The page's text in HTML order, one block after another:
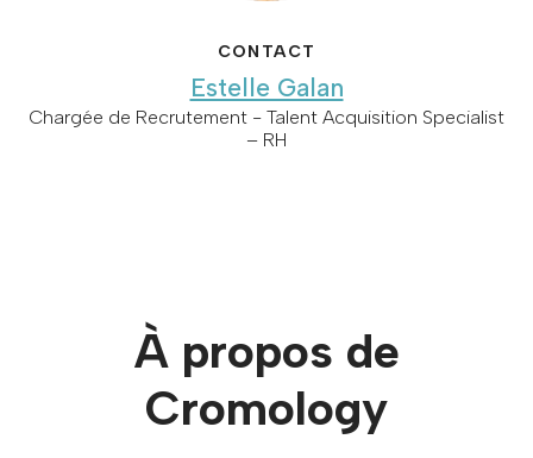
CONTACT
Estelle Galan
Chargée de Recrutement - Talent Acquisition Specialist
– RH
À propos de
Cromology